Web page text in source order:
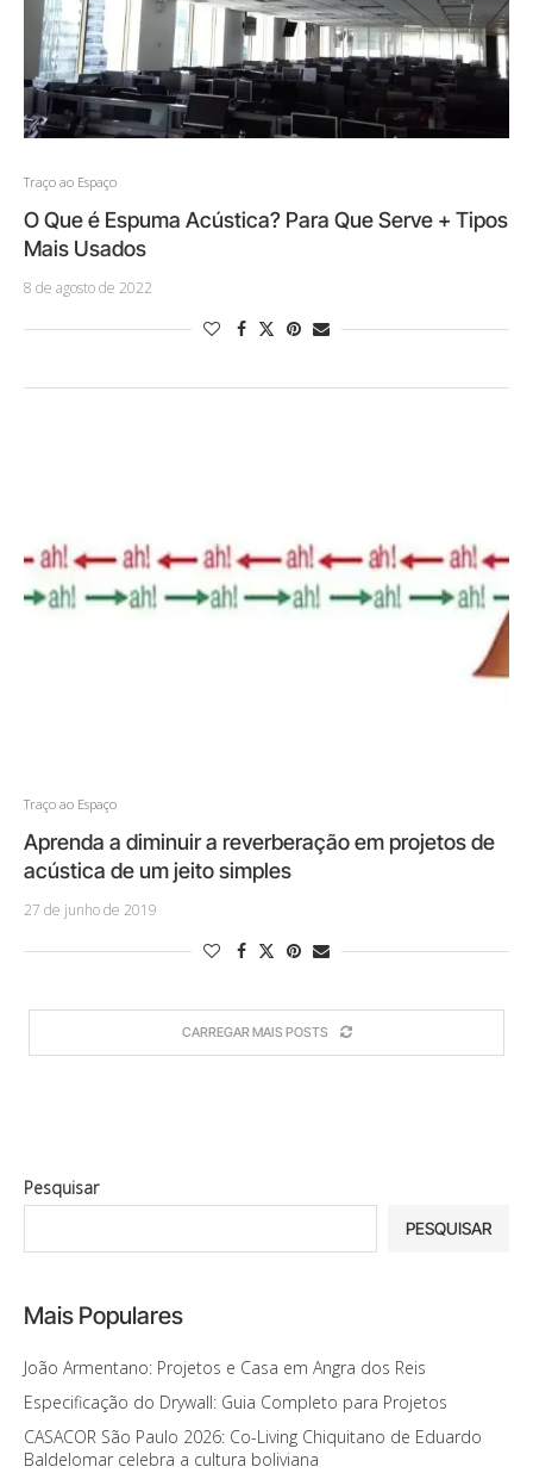
Traço ao Espaço
O Que é Espuma Acústica? Para Que Serve + Tipos
Mais Usados
8 de agosto de 2022
Traço ao Espaço
Aprenda a diminuir a reverberação em projetos de
acústica de um jeito simples
27 de junho de 2019
CARREGAR MAIS POSTS
Pesquisar
PESQUISAR
Mais Populares
João Armentano: Projetos e Casa em Angra dos Reis
Especificação do Drywall: Guia Completo para Projetos
CASACOR São Paulo 2026: Co-Living Chiquitano de Eduardo
Baldelomar celebra a cultura boliviana